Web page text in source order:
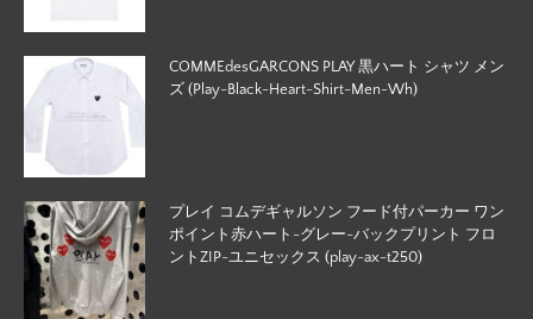
COMMEdesGARCONS PLAY 黒ハート シャツ メン
ズ (Play-Black-Heart-Shirt-Men-Wh)
プレイ コムデギャルソン フード付パーカー ワン
ポイント赤ハート-グレー-バックプリント フロ
ントZIP-ユニセックス (play-ax-t250)